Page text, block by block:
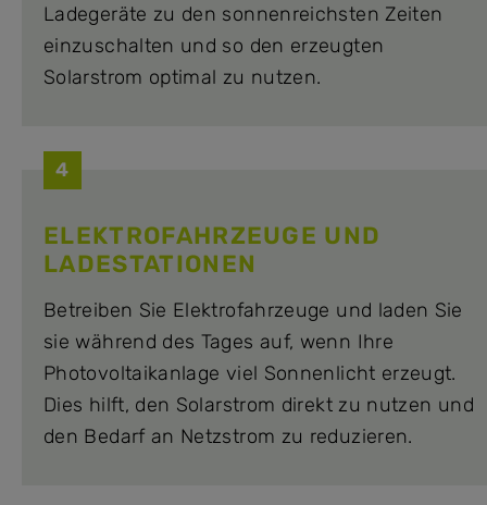
Ladegeräte zu den sonnenreichsten Zeiten
einzuschalten und so den erzeugten
Solarstrom optimal zu nutzen.
4
ELEKTROFAHRZEUGE UND
LADESTATIONEN
Betreiben Sie Elektrofahrzeuge und laden Sie
sie während des Tages auf, wenn Ihre
Photovoltaikanlage viel Sonnenlicht erzeugt.
Dies hilft, den Solarstrom direkt zu nutzen und
den Bedarf an Netzstrom zu reduzieren.